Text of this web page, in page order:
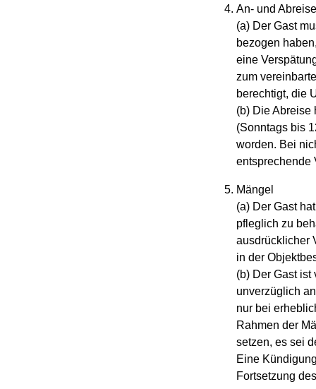
An- und Abreise
(a) Der Gast
bezogen
eine
zum
berechtigt, die
(b) Die Abreise
(Sonntags bis
worden. Bei
entsprechende
Mängel
(a) Der Gast
pfleglich zu
ausdrücklicher
in der
(b) Der Gast ist
unverzüglich
nur bei
Rahmen der
setzen, es sei
Eine
Fortsetzung